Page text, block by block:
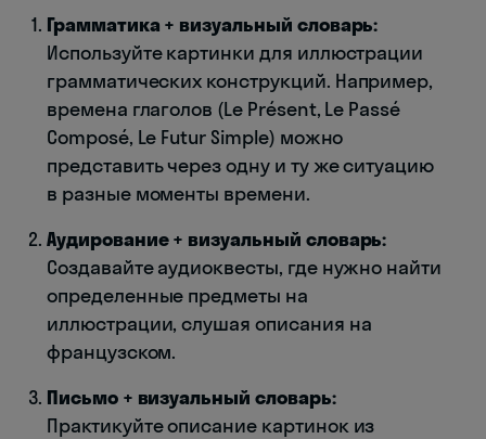
Грамматика + визуальный словарь:
Используйте картинки для иллюстрации
грамматических конструкций. Например,
времена глаголов (Le Présent, Le Passé
Composé, Le Futur Simple) можно
представить через одну и ту же ситуацию
в разные моменты времени.
Аудирование + визуальный словарь:
Создавайте аудиоквесты, где нужно найти
определенные предметы на
иллюстрации, слушая описания на
французском.
Письмо + визуальный словарь:
Практикуйте описание картинок из